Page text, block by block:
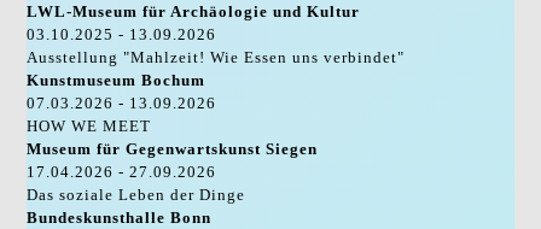
LWL-Museum für Archäologie und Kultur
03.10.2025 - 13.09.2026
Ausstellung "Mahlzeit! Wie Essen uns verbindet"
Kunstmuseum Bochum
07.03.2026 - 13.09.2026
HOW WE MEET
Museum für Gegenwartskunst Siegen
17.04.2026 - 27.09.2026
Das soziale Leben der Dinge
Bundeskunsthalle Bonn